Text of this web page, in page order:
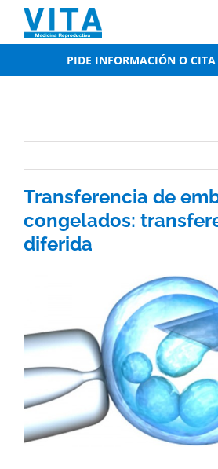
content
PIDE INFORMACIÓN O
Transferencia de
congelados:
diferida